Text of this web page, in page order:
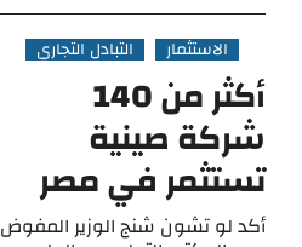
الاستثمار التبادل التجاري
أكثر من 140
شركة صينية
تستثمر في مصر
أكد لو تشون شنج الوزير المفوض